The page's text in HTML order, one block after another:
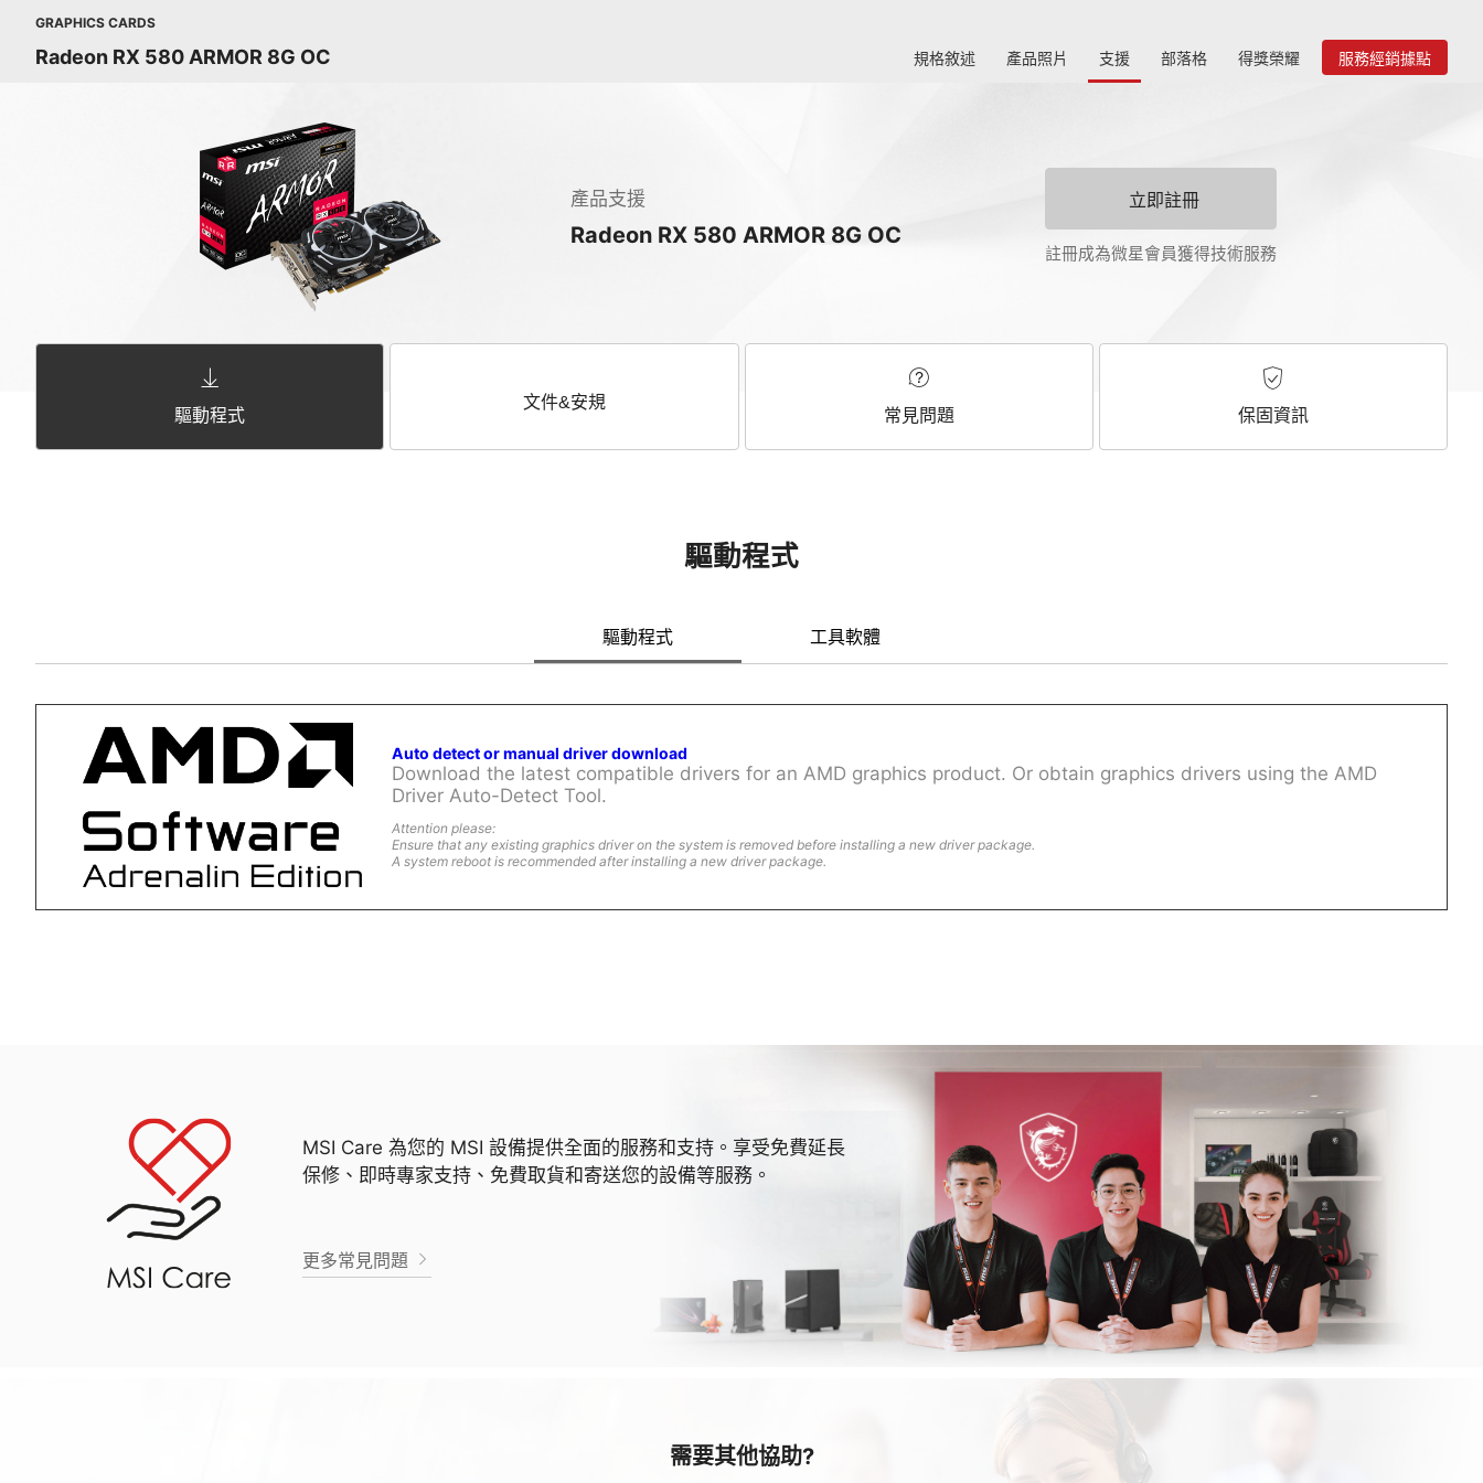
GRAPHICS CARDS
Radeon RX 580 ARMOR 8G OC 規格敘述 產品照片 支援 部落格 得獎榮耀 服務經銷據點
產品支援
Radeon RX 580 ARMOR 8G OC
立即註冊
註冊成為微星會員獲得技術服務
驅動程式
文件&安規
常見問題 保固資訊
驅動程式
驅動程式 工具軟體
Auto detect or manual driver download
Download the latest compatible drivers for an AMD graphics product. Or obtain graphics drivers using the AMD
Driver Auto-Detect Tool.
Attention please:
Ensure that any existing graphics driver on the system is removed before installing a new driver package.
A system reboot is recommended after installing a new driver package.
MSI Care 為您的 MSI 設備提供全面的服務和支持。享受免費延長
保修、即時專家支持、免費取貨和寄送您的設備等服務。
更多常見問題
需要其他協助?